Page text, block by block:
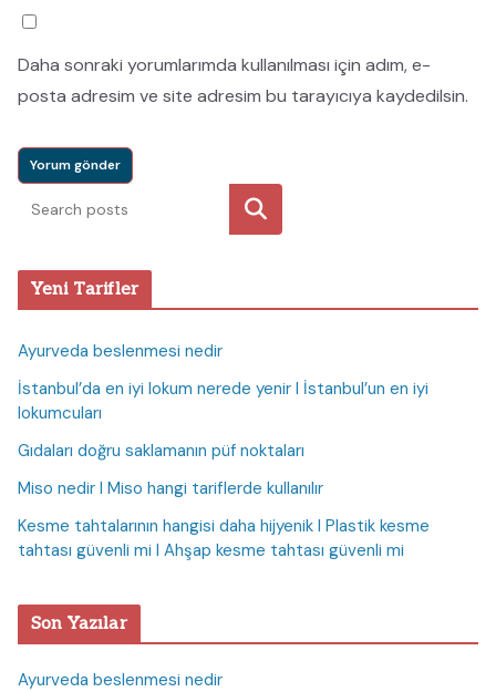
Daha sonraki yorumlarımda kullanılması için adım, e-
posta adresim ve site adresim bu tarayıcıya kaydedilsin.
Ara
Yeni Tarifler
Ayurveda beslenmesi nedir
İstanbul’da en iyi lokum nerede yenir I İstanbul’un en iyi
lokumcuları
Gıdaları doğru saklamanın püf noktaları
Miso nedir I Miso hangi tariflerde kullanılır
Kesme tahtalarının hangisi daha hijyenik I Plastik kesme
tahtası güvenli mi I Ahşap kesme tahtası güvenli mi
Son Yazılar
Ayurveda beslenmesi nedir